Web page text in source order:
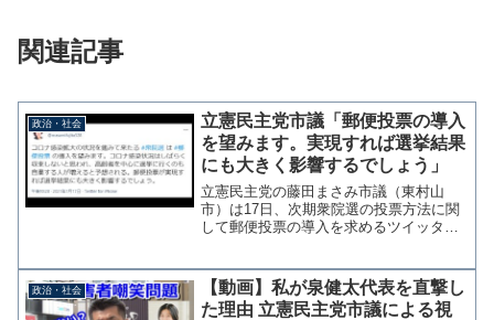
関連記事
政治・社会
立憲民主党市議「郵便投票の導入
を望みます。実現すれば選挙結果
にも大きく影響するでしょう」
立憲民主党の藤田まさみ市議（東村山
市）は17日、次期衆院選の投票方法に関
して郵便投票の導入を求めるツイッター
されているが、藤田市議は「郵便投票が
実現すれば選挙結果にも大...
政治・社会
【動画】私が泉健太代表を直撃し
た理由 立憲民主党市議による視